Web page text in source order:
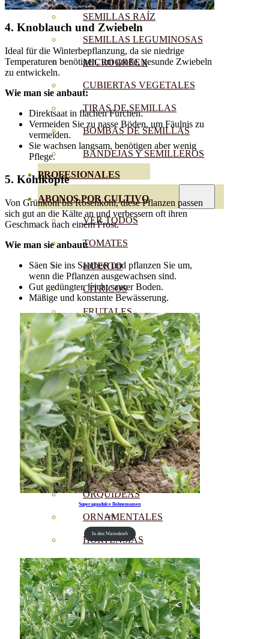
SEMILLAS RAÍZ
SEMILLAS LEGUMINOSAS
MICROGREEN
CUBIERTAS VEGETALES
TIRAS DE SEMILLAS
BOMBAS DE SEMILLAS
BANDEJAS Y SEMILLEROS
PROFESIONALES
ABONOS POR CULTIVO
VER TODOS
TOMATES
HUERTO
CÍTRICOS
FRUTALES
CÉSPED
BONSAI
CONÍFERAS Y SETOS
OLIVO
CACTUS, CRASAS Y
SUCULENTAS
PLANTAS DE INTERIOR
ORQUIDEAS
ORNAMENTALES
HORTENSIAS
ROSALES
GERANIOS
VIVERO
RECURSOS
4. Knoblauch und Zwiebeln
Ideal für die Winterbepflanzung, da sie niedrige
Temperaturen benötigen, um große, gesunde Zwiebeln
zu entwickeln.
Wie man sie anbaut:
Direktsaat in flachen Furchen.
Vermeiden Sie zu nasse Böden, um Fäulnis zu
vermeiden.
Sie wachsen langsam, benötigen aber wenig
Pflege.
5. Kohlköpfe
Von Grünkohl bis Rosenkohl, diese Pflanzen passen
sich gut an die Kälte an und verbessern oft ihren
Geschmack nach einem Frost.
Wie man sie anbaut:
Säen Sie ins Saatbeet und pflanzen Sie um,
wenn die Pflanzen ausgewachsen sind.
Gut gedüngter, leicht saurer Boden.
Mäßige und konstante Bewässerung.
Superaguadulce Bohnensamen
4.45€
In den Warenkorb